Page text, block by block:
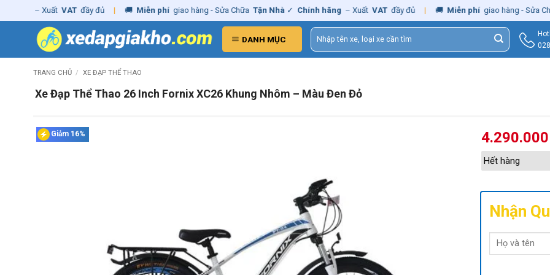
to
– Xuất VAT đầy đủ | 🚚 Miễn phí giao hàng - Sửa Chữa Tận Nhà ✓ Chính hãng – Xuất VAT đầy đủ | 🚚 Miễn phí giao hàng - Sửa Chữa
DANH MỤC
Tìm
kiếm:
TRANG CHỦ / XE ĐẠP THỂ THAO
Xe Đạp Thể Thao 26 Inch Fornix XC26 Khung Nhôm – Màu Đen Đỏ
Giảm 16%
Hết hàng
Nhận